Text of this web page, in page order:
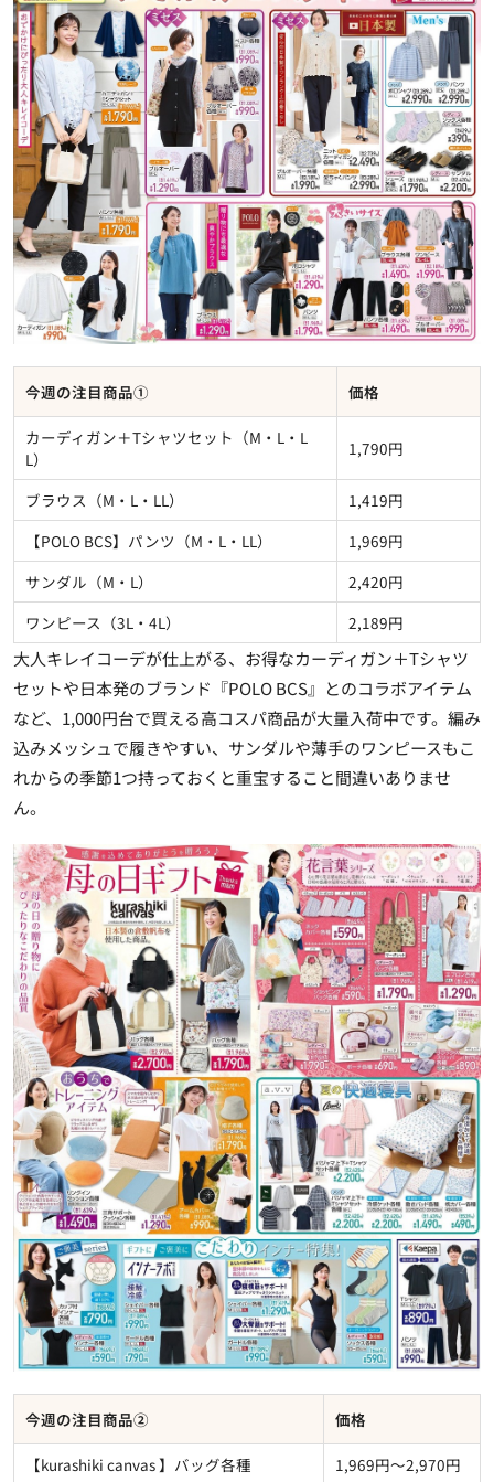
今週の注目商品① 価格
カーディガン＋Tシャツセット（M・L・L
L）
1,790円
ブラウス（M・L・LL）
1,419円
【POLO BCS】パンツ（M・L・LL）
1,969円
サンダル（M・L）
2,420円
ワンピース（3L・4L）
2,189円
大人キレイコーデが仕上がる、お得なカーディガン＋Tシャツ
セットや日本発のブランド『POLO BCS』とのコラボアイテム
など、1,000円台で買える高コスパ商品が大量入荷中です。編み
込みメッシュで履きやすい、サンダルや薄手のワンピースもこ
れからの季節1つ持っておくと重宝すること間違いありませ
ん。
今週の注目商品② 価格
【kurashiki canvas 】バッグ各種 1,969円～2,970円